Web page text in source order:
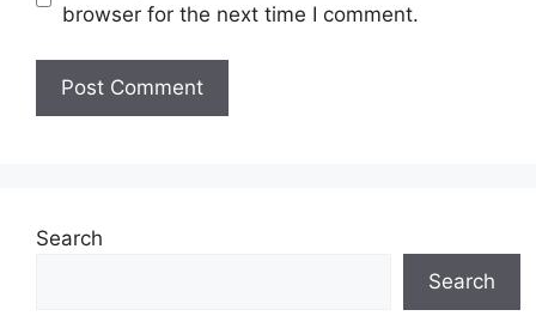
browser for the next time I comment.
Search
Search